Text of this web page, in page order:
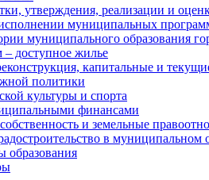
утверждения, реализации и
муниципальных
муниципального образования
доступное жилье
капитальные и
политики
культуры и спорта
финансами
и земельные
в
образования